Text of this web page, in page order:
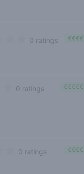
0 ratings €€€€
0 ratings
€€€€€
0 ratings €€€€